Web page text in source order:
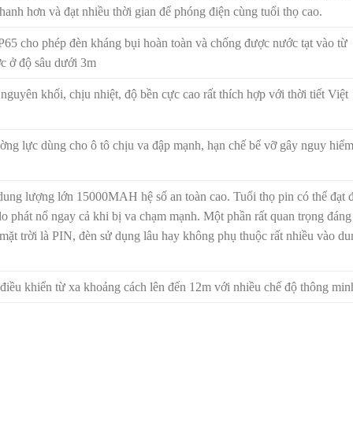
hơn và đạt nhiều thời gian để phóng điện cùng tuổi thọ cao.
cho phép đèn kháng bụi hoàn toàn và chống được nước tạt vào từ
ở độ sâu dưới 3m
khối, chịu nhiệt, độ bền cực cao rất thích hợp với thời tiết Việt
lực dùng cho ô tô chịu va đập mạnh, hạn chế bể vỡ gây nguy hiểm
lượng lớn 15000MAH hệ số an toàn cao. Tuổi thọ pin có thể đạt
phát nổ ngay cả khi bị va chạm mạnh. Một phần rất quan trọng
trời là PIN, đèn sử dụng lâu hay không phụ thuộc rất nhiều vào
khiển từ xa khoảng cách lên đến 12m với nhiều chế độ thông